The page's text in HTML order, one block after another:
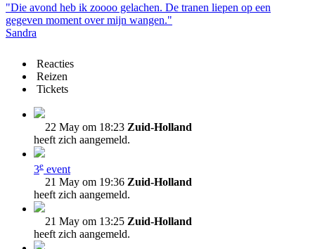
"Die avond heb ik zoooo gelachen. De tranen liepen op een
gegeven moment over mijn wangen."
Sandra
Reacties
Reizen
Tickets
22 May om 18:23 Zuid-Holland
heeft zich aangemeld.
3e event
21 May om 19:36 Zuid-Holland
heeft zich aangemeld.
21 May om 13:25 Zuid-Holland
heeft zich aangemeld.